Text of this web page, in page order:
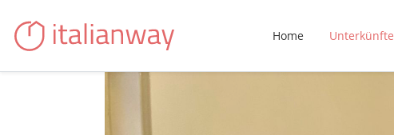
Home Unterkünfte